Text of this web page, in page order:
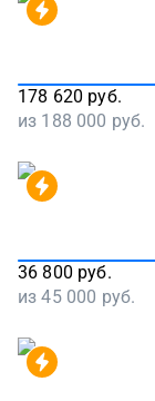
178 620 руб.
из 188 000 руб.
36 800 руб.
из45 000 руб.